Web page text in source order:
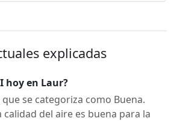
explicadas
hoy en Laur?
que se categoriza como Buena.
calidad del aire es buena para la